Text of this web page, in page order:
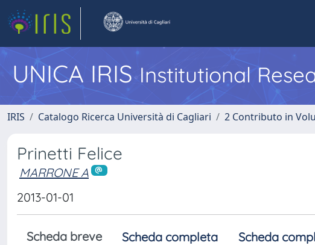
UNICA IRISInstitutional
IRIS Catalogo Ricerca Università di Cagliari 2 Contributo in
Prinetti Felice
MARRONE A
2013-01-01
Scheda breve Scheda completa Scheda